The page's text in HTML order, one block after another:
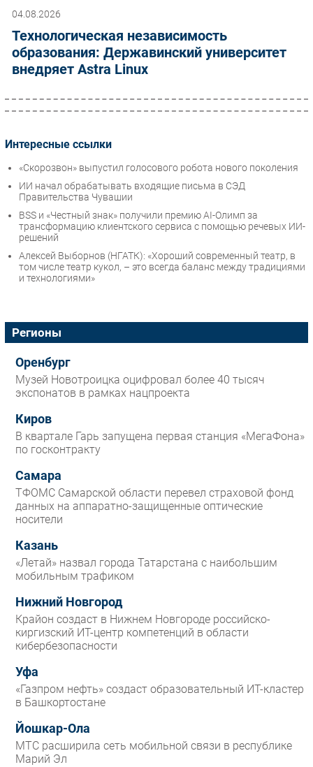
04.08.2026
Технологическая независимость
образования: Державинский университет
внедряет Astra Linux
Интересные ссылки
«Скорозвон» выпустил голосового робота нового поколения
ИИ начал обрабатывать входящие письма в СЭД
Правительства Чувашии
BSS и «Честный знак» получили премию AI-Олимп за
трансформацию клиентского сервиса с помощью речевых ИИ-
решений
Алексей Выборнов (НГАТК): «Хороший современный театр, в
том числе театр кукол, – это всегда баланс между традициями
и технологиями»
Регионы
Оренбург
Музей Новотроицка оцифровал более 40 тысяч
экспонатов в рамках нацпроекта
Киров
В квартале Гарь запущена первая станция «МегаФона»
по госконтракту
Самара
ТФОМС Самарской области перевел страховой фонд
данных на аппаратно-защищенные оптические
носители
Казань
«Летай» назвал города Татарстана с наибольшим
мобильным трафиком
Нижний Новгород
Крайон создаст в Нижнем Новгороде российско-
киргизский ИТ-центр компетенций в области
кибербезопасности
Уфа
«Газпром нефть» создаст образовательный ИТ-кластер
в Башкортостане
Йошкар-Ола
МТС расширила сеть мобильной связи в республике
Марий Эл